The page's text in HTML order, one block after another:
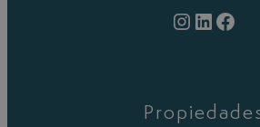
Instagram LinkedIn Facebook